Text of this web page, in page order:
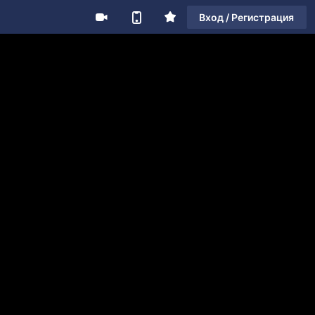
Вход / Регистрация